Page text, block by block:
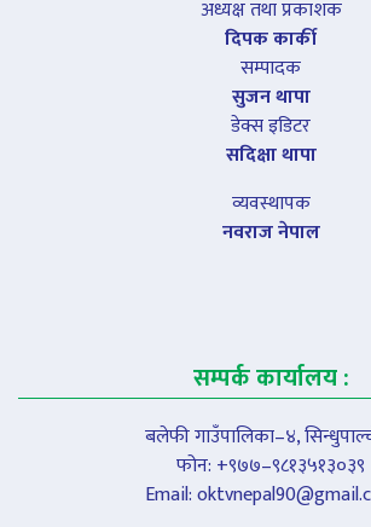
अध्यक्ष तथा प्रकाशक
दिपक कार्की
सम्पादक
सुजन थापा
डेक्स इडिटर
सदिक्षा थापा
व्यवस्थापक
नवराज नेपाल
सम्पर्क कार्यालय :
बलेफी गाउँपालिका–४,
फोन: +९७७–९८१३५१३०३९
Email: